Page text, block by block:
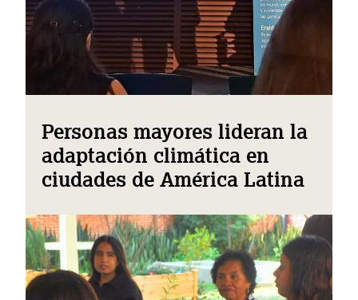
Personas mayores lideran la
adaptación climática en
ciudades de América Latina